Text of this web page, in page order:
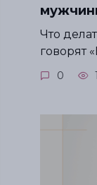
Что
говорят
0